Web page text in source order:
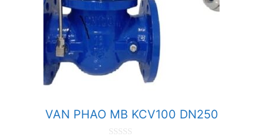
VAN PHAO MB KCV100 DN250